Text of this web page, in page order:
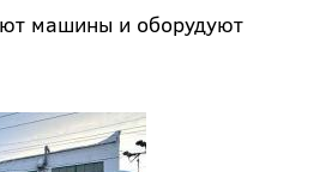
машины и оборудуют